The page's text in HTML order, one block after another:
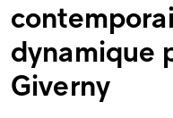
dynamique
Giverny